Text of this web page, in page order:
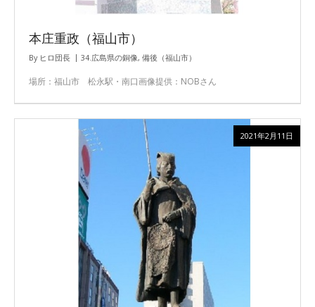
本庄重政（福山市）
By ヒロ団長 34.広島県の銅像, 備後（福山市）
場所：福山市 松永駅・南口画像提供：NOBさん
2021年2月11日